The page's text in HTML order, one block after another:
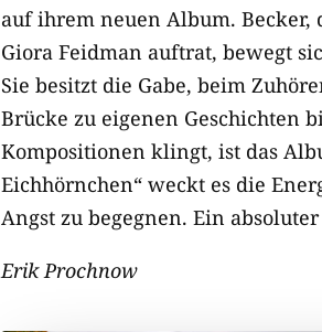
auf ihrem neuen Album. Becker,
Giora Feidman auftrat, bewegt
Sie besitzt die Gabe, beim
Brücke zu eigenen Geschichten
Kompositionen klingt, ist das
Eichhörnchen“ weckt es die
Angst zu begegnen. Ein
Erik Prochnow